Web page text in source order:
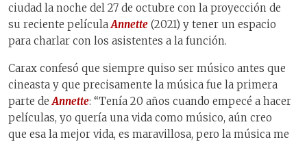
ciudad la noche del 27 de octubre con la proyección de
su reciente película Annette (2021) y tener un espacio
para charlar con los asistentes a la función.
Carax confesó que siempre quiso ser músico antes que
cineasta y que precisamente la música fue la primera
parte deAnnette: “Tenía 20 años cuando empecé a hacer
películas, yo quería una vida como músico, aún creo
que esa la mejor vida, es maravillosa, pero la música me